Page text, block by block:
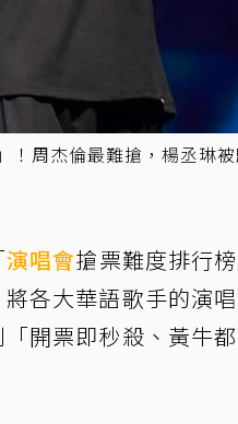
！周杰倫最難搶，楊丞琳
演唱會搶票難度排行
各大華語歌手的演
「開票即秒殺、黃牛